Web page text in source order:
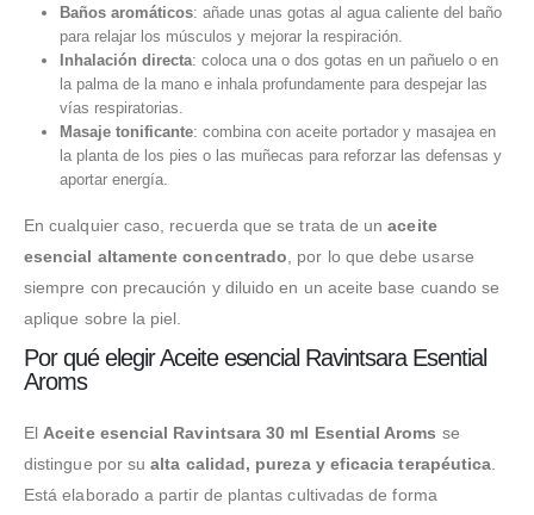
Baños aromáticos: añade unas gotas al agua caliente del baño
para relajar los músculos y mejorar la respiración.
Inhalación directa: coloca una o dos gotas en un pañuelo o en
la palma de la mano e inhala profundamente para despejar las
vías respiratorias.
Masaje tonificante: combina con aceite portador y masajea en
la planta de los pies o las muñecas para reforzar las defensas y
aportar energía.
En cualquier caso, recuerda que se trata de unaceite
esencial altamente concentrado, por lo que debe usarse
siempre con precaución y diluido en un aceite base cuando se
aplique sobre la piel.
Por qué elegir Aceite esencial Ravintsara Esential
Aroms
ElAceite esencial Ravintsara 30 ml Esential Aroms se
distingue por sualta calidad, pureza y eficacia terapéutica.
Está elaborado a partir de plantas cultivadas de forma